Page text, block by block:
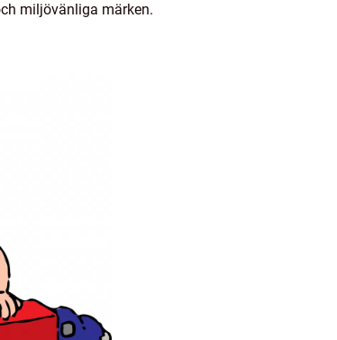
miljövänliga märken.